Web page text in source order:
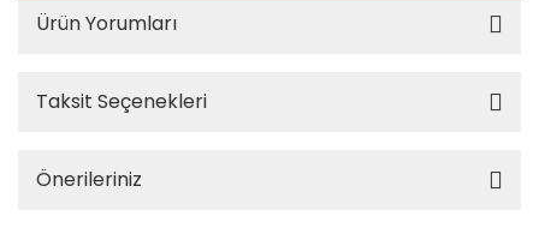
Ürün Yorumları
Taksit Seçenekleri
Önerileriniz